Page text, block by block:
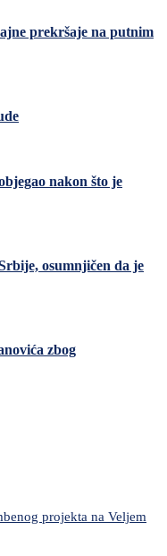
prekršaje na putnim
nakon što je
osumnjičen da je
zbog
projekta na Veljem